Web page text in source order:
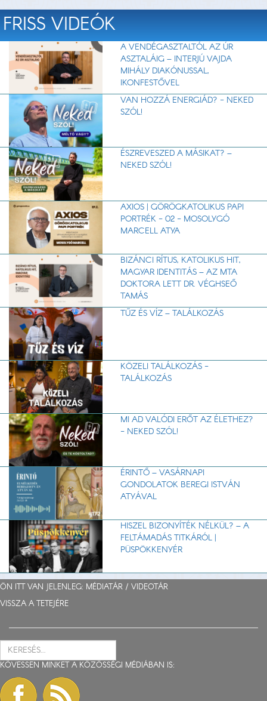
FRISS VIDEÓK
A VENDÉGASZTALTÓL AZ ÚR
ASZTALÁIG – INTERJÚ VAJDA
MIHÁLY DIAKÓNUSSAL,
IKONFESTŐVEL
VAN HOZZÁ ENERGIÁD? - NEKED
SZÓL!
ÉSZREVESZED A MÁSIKAT? –
NEKED SZÓL!
AXIOS | GÖRÖGKATOLIKUS PAPI
PORTRÉK - 02 - MOSOLYGÓ
MARCELL ATYA
BIZÁNCI RÍTUS, KATOLIKUS HIT,
MAGYAR IDENTITÁS – AZ MTA
DOKTORA LETT DR. VÉGHSEŐ
TAMÁS
TŰZ ÉS VÍZ – TALÁLKOZÁS
KÖZELI TALÁLKOZÁS -
TALÁLKOZÁS
MI AD VALÓDI ERŐT AZ ÉLETHEZ?
- NEKED SZÓL!
ÉRINTŐ – VASÁRNAPI
GONDOLATOK BEREGI ISTVÁN
ATYÁVAL
HISZEL BIZONYÍTÉK NÉLKÜL? – A
FELTÁMADÁS TITKÁRÓL |
PÜSPÖKKENYÉR
ÖN ITT VAN JELENLEG: MÉDIATÁR / VIDEOTÁR
VISSZA A TETEJÉRE
KÖVESSEN MINKET A KÖZÖSSÉGI MÉDIÁBAN IS: